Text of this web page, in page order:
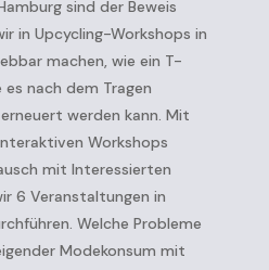
sind der Beweis
in Upcycling-Workshops in
machen, wie ein T-
nach dem Tragen
werden kann. Mit
Workshops
mit Interessierten
6 Veranstaltungen in
Welche Probleme
Modekonsum mit